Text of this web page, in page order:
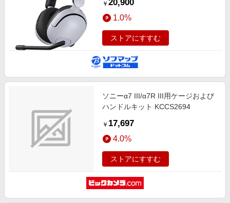
ズ」推奨音質 ホワイト ［ワイヤレ
ス（USB）＋有線 /両耳 /ヘッドバ
ンドタイプ］
￥ 20,900
1.0%
ストアにすすむ
ソニーα7 III/α7R III用ケージおよび
ハンドルキット KCCS2694
￥ 17,697
4.0%
ストアにすすむ